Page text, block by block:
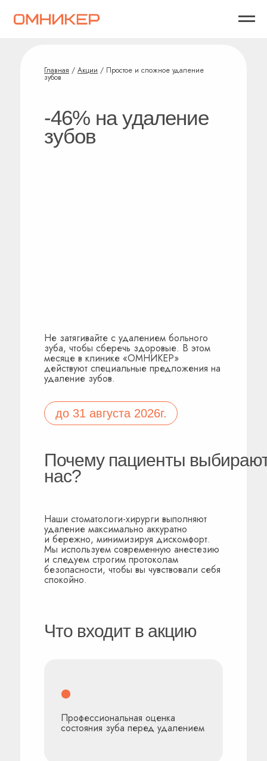
Главная / Акции / Простое и сложное удаление
зубов
до 31 августа 2026г.
-46% на удаление
зубов
Не затягивайте с удалением больного
зуба, чтобы сберечь здоровые. В этом
месяце в клинике «ОМНИКЕР»
действуют специальные предложения на
удаление зубов.
Почему пациенты
нас?
Наши стоматологи-хирурги выполняют
удаление максимально аккуратно
и бережно, минимизируя дискомфорт.
Мы используем современную анестезию
и следуем строгим протоколам
безопасности, чтобы вы чувствовали себя
спокойно.
Что входит в акцию
Профессиональная оценка
состояния зуба перед удалением